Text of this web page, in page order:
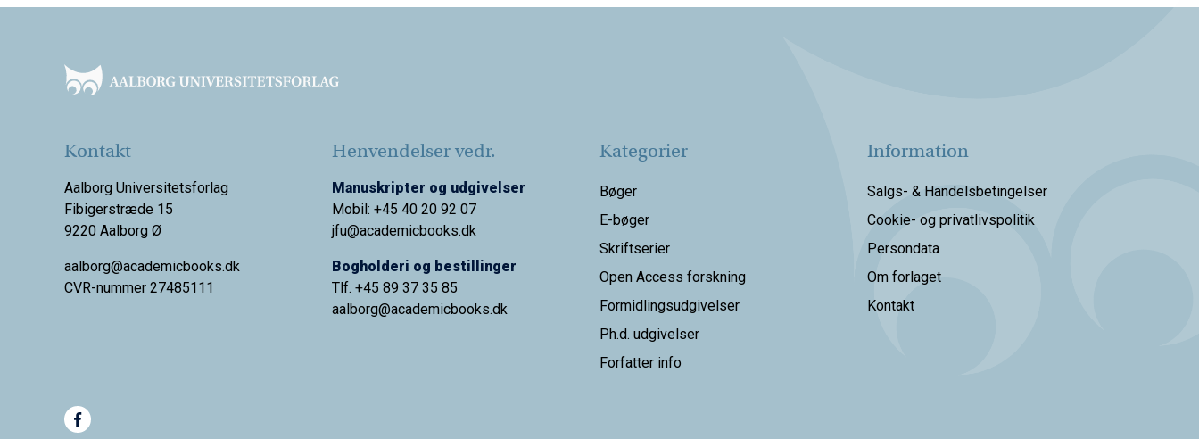
Kontakt
Aalborg Universitetsforlag
Fibigerstræde 15
9220 Aalborg Ø
aalborg@academicbooks.dk
CVR-nummer 27485111
Henvendelser vedr.
Manuskripter og udgivelser
Mobil: +45 40 20 92 07
jfu@academicbooks.dk
Bogholderi og bestillinger
Tlf. +45 89 37 35 85
aalborg@academicbooks.dk
Kategorier
Bøger
E-bøger
Skriftserier
Open Access forskning
Formidlingsudgivelser
Ph.d. udgivelser
Forfatter info
Information
Salgs- & Handelsbetingelser
Cookie- og privatlivspolitik
Persondata
Om forlaget
Kontakt